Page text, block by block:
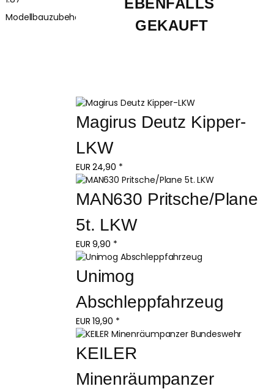
EBENFALLS
GEKAUFT
Magirus Deutz Kipper-
LKW
EUR 24,90 *
MAN630 Pritsche/Plane
5t. LKW
EUR 9,90 *
Unimog
Abschleppfahrzeug
EUR 19,90 *
KEILER
Minenräumpanzer
Modellbauzubehör